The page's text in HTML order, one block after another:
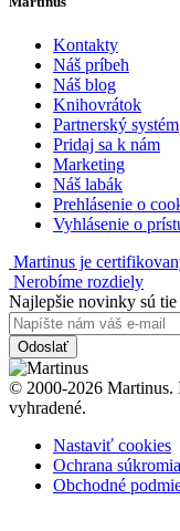
Kontakty
Náš príbeh
Náš blog
Knihovrátok
Partnerský systém
Pridaj sa k nám
Marketing
Náš labák
Prehlásenie o
Vyhlásenie o
Martinus je
Nerobíme rozdiely
Najlepšie novinky sú
Odoslať
© 2000-2026 Martinus.
vyhradené.
Nastaviť cookies
Ochrana súkromia
Obchodné